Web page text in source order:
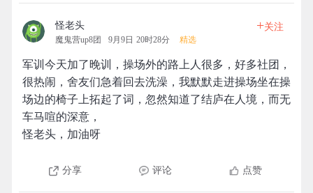
怪老头
魔鬼营up8团 9月9日 20时28分 精选
+关注
军训今天加了晚训，操场外的路上人很多，好多社团，
很热闹，舍友们急着回去洗澡，我默默走进操场坐在操
场边的椅子上拓起了词，忽然知道了结庐在人境，而无
车马喧的深意，
怪老头，加油呀
分享 评论 点赞